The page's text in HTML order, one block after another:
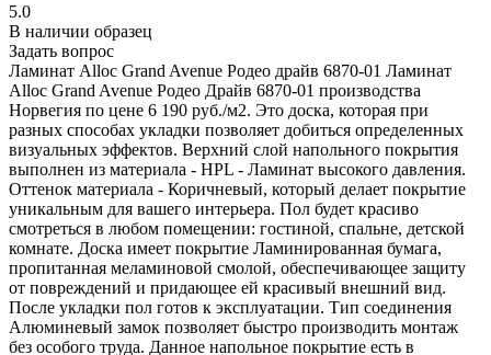
5.0
В наличии образец
Задать вопрос
Ламинат Alloc Grand Avenue Родео драйв 6870-01 Ламинат
Alloc Grand Avenue Родео Драйв 6870-01 производства
Норвегия по цене 6 190 руб./м2. Это доска, которая при
разных способах укладки позволяет добиться определенных
визуальных эффектов. Верхний слой напольного покрытия
выполнен из материала - HPL - Ламинат высокого давления.
Оттенок материала - Коричневый, который делает покрытие
уникальным для вашего интерьера. Пол будет красиво
смотреться в любом помещении: гостиной, спальне, детской
комнате. Доска имеет покрытие Ламинированная бумага,
пропитанная меламиновой смолой, обеспечивающее защиту
от повреждений и придающее ей красивый внешний вид.
После укладки пол готов к эксплуатации. Тип соединения
Алюминевый замок позволяет быстро производить монтаж
без особого труда. Данное напольное покрытие есть в